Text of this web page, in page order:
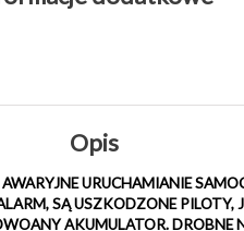
Opis
URUCHAMIANIE
SĄ USZKODZONE PILOTY,
AKUMULATOR. DROBNE